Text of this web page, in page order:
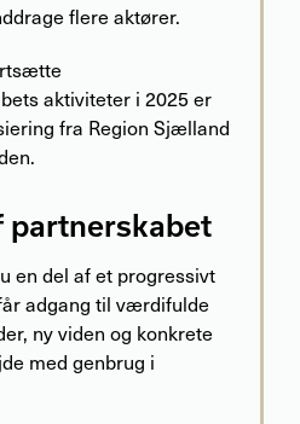
flere aktører.
aktiviteter i 2025 er
fra Region Sjælland
partnerskabet
en del af et progressivt
adgang til værdifulde
ny viden og konkrete
med genbrug i